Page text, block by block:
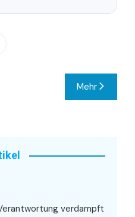
Mehr
verdampft